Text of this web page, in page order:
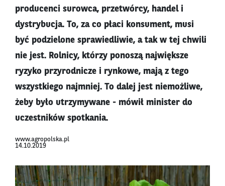
producenci surowca, przetwórcy, handel i
dystrybucja. To, za co płaci konsument, musi
być podzielone sprawiedliwie, a tak w tej chwili
nie jest. Rolnicy, którzy ponoszą największe
ryzyko przyrodnicze i rynkowe, mają z tego
wszystkiego najmniej. To dalej jest niemożliwe,
żeby było utrzymywane - mówił minister do
uczestników spotkania.
www.agropolska.pl
14.10.2019